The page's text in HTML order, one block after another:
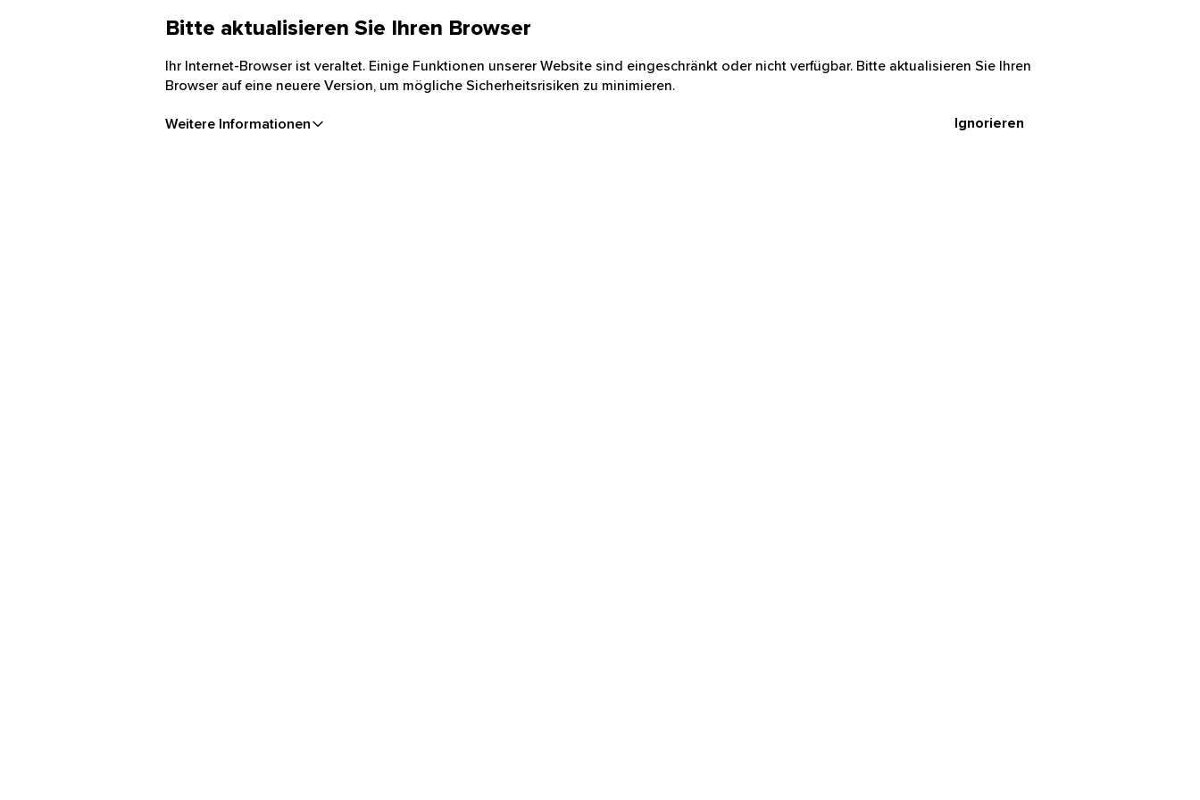
Bitte aktualisieren Sie Ihren Browser
Ihr Internet-Browser ist veraltet. Einige Funktionen unserer Website sind eingeschränkt oder nicht verfügbar. Bitte aktualisieren Sie Ihren
Browser auf eine neuere Version, um mögliche Sicherheitsrisiken zu minimieren.
Weitere Informationen Ignorieren